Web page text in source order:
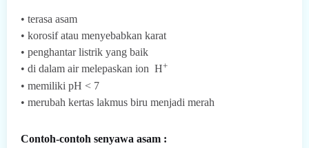
• terasa asam
• korosif atau menyebabkan karat
• penghantar listrik yang baik
• di dalam air melepaskan ion H+
• memiliki pH < 7
• merubah kertas lakmus biru menjadi merah
Contoh-contoh senyawa asam :